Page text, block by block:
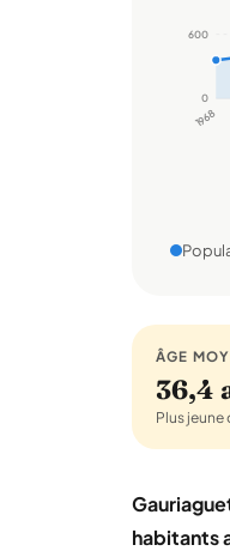
0
600
1968
ÂGE
36,4
Plus jeune
habitants